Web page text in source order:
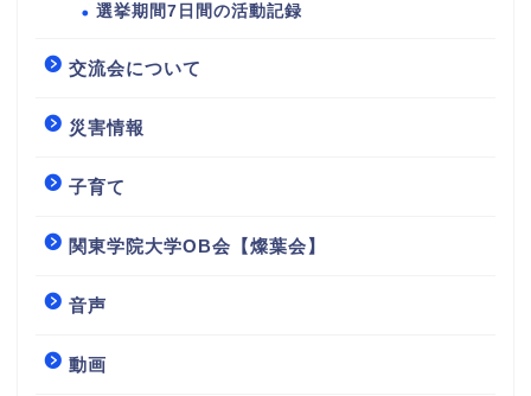
選挙期間7日間の活動記録
交流会について
災害情報
子育て
関東学院大学OB会【燦葉会】
音声
動画